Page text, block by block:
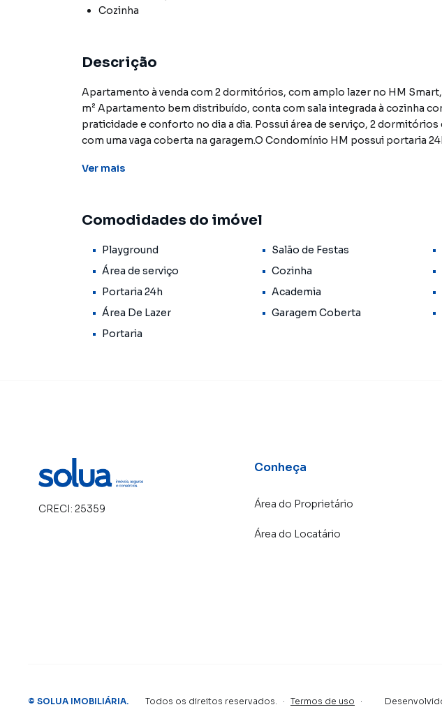
Cozinha
Descrição
Apartamento à venda com 2 dormitórios, com amplo lazer no HM
m² Apartamento bem distribuído, conta com sala integrada à cozinha
praticidade e conforto no dia a dia. Possui área de serviço, 2
com uma vaga coberta na garagem.O Condomínio HM possui portaria
áreas de convivência.Ligue já e agende uma visita com um de nossos
Ver mais
Comodidades do imóvel
Playground Salão de Festas
Área de serviço
Cozinha
Portaria 24h
Academia
Área De Lazer
Garagem Coberta
Portaria
CRECI: 25359
Conheça
Área do Proprietário
Área do Locatário
© SOLUA IMOBILIÁRIA. Todos os direitos reservados. · Termos de uso ·